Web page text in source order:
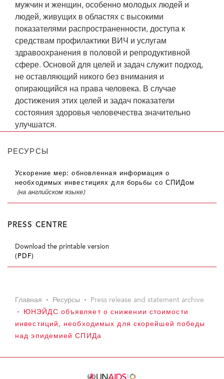
мужчин и женщин, особенно молодых людей и
людей, живущих в областях с высокими
показателями распространенности, доступа к
средствам профилактики ВИЧ и услугам
здравоохранения в половой и репродуктивной
сфере. Основой для целей и задач служит подход,
не оставляющий никого без внимания и
опирающийся на права человека. В случае
достижения этих целей и задач показатели
состояния здоровья человечества значительно
улучшатся.
РЕСУРСЫ
Ускорение мер: обновленная информация о
необходимых инвестициях для борьбы со СПИДом
(на английском языке)
PRESS CENTRE
Download the printable version
(PDF)
Главная Ресурсы
Press release and statement archive
ЮНЭЙДС объявляет о снижении стоимости
инвестиций, необходимых для скорейшей победы
над эпидемией СПИДа